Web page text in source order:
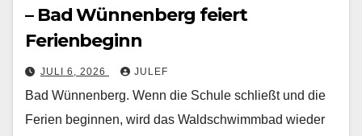
– Bad Wünnenberg feiert
Ferienbeginn
JULI 6, 2026 JULEF
Bad Wünnenberg. Wenn die Schule schließt und die
Ferien beginnen, wird das Waldschwimmbad wieder